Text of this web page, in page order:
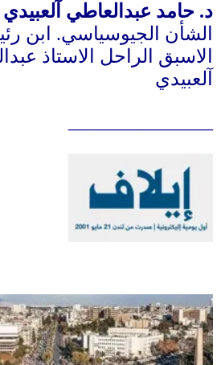
د. حامد عبدالعاطي آلعبيدي
الشأن الجيوسياسي.
ابن
الاسبق الراحل الاستاذ
آلعبيدي